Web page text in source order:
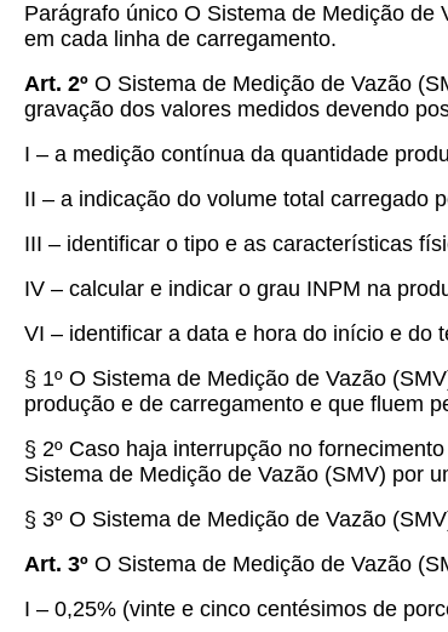
Parágrafo único O Sistema de Medição
em cada linha de carregamento.
Art. 2º O Sistema de Medição de Vazão
gravação dos valores medidos devendo
I – a medição contínua da quantidade
II – a indicação do volume total carregado
III – identificar o tipo e as características
IV – calcular e indicar o grau INPM na
VI – identificar a data e hora do início e do
§ 1º O Sistema de Medição de Vazão
produção e de carregamento e que fluem
§ 2º Caso haja interrupção no
Sistema de Medição de Vazão (SMV) por
§ 3º O Sistema de Medição de Vazão
Art. 3º O Sistema de Medição de Vazão
I – 0,25% (vinte e cinco centésimos de